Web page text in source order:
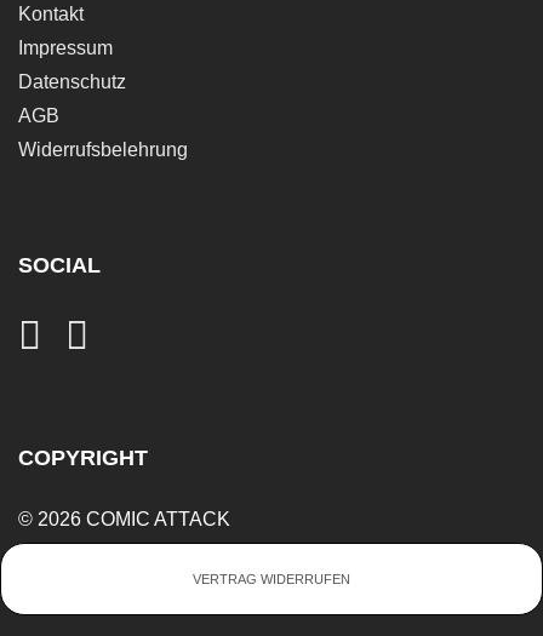
Kontakt
Impressum
Datenschutz
AGB
Widerrufsbelehrung
SOCIAL
COPYRIGHT
© 2026 COMIC ATTACK
VERTRAG WIDERRUFEN